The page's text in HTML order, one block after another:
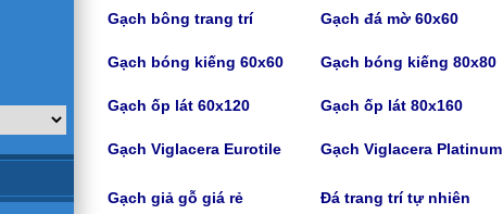
Gạch bông trang trí Gạch đá mờ 60x60
Gạch bóng kiếng 60x60 Gạch bóng kiếng 80x80
Gạch ốp lát 60x120 Gạch ốp lát 80x160
Gạch Viglacera Eurotile Gạch Viglacera Platinum
Gạch giả gỗ giá rẻ Đá trang trí tự nhiên